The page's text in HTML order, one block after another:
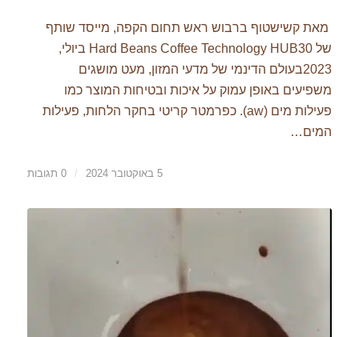
מאת קשישטוף ברבוש ראש תחום הקפה, מייסד שותף
של Hard Beans Coffee Technology HUB30 ביולי,
2023בעולם הדינמי של מדעי המזון, מעט מושגים
משפיעים באופן עמוק על איכות ובטיחות המוצר כמו
פעילות מים (aw). כפרמטר קריטי בחקר הלחות, פעילות
המים…
5 באוקטובר 2024 / 0 תגובות